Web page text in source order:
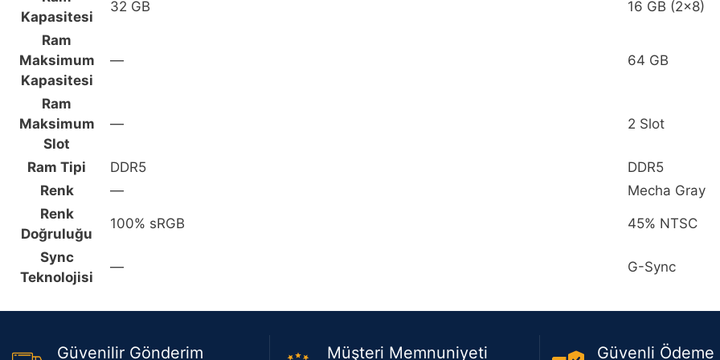
Kapasitesi
32 GB 16 GB (2x8)
Ram
Maksimum
Kapasitesi
— 64 GB
Ram
Maksimum
Slot
— 2 Slot
Ram Tipi DDR5
DDR5
Renk
—
Mecha Gray
Renk
Doğruluğu
100% sRGB 45% NTSC
Sync
Teknolojisi
— G-Sync
Güvenilir Gönderim Müşteri Memnuniyeti Güvenli Ödeme